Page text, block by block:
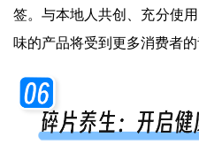
签。与本地人共创、充分使
味的产品将受到更多消费者的